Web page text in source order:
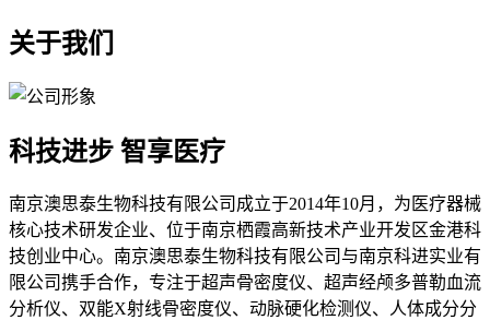
关于我们
科技进步 智享医疗
南京澳思泰生物科技有限公司成立于2014年10月，为医疗器械
核心技术研发企业、位于南京栖霞高新技术产业开发区金港科
技创业中心。南京澳思泰生物科技有限公司与南京科进实业有
限公司携手合作，专注于超声骨密度仪、超声经颅多普勒血流
分析仪、双能X射线骨密度仪、动脉硬化检测仪、人体成分分